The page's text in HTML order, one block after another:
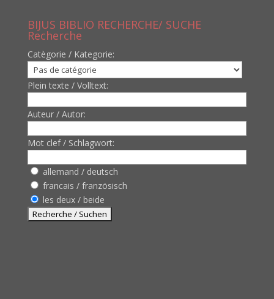
BIJUS BIBLIO RECHERCHE/ SUCHE
Recherche
Catègorie / Kategorie:
Plein texte / Volltext:
Auteur / Autor:
Mot clef / Schlagwort:
allemand / deutsch
francais / französisch
les deux / beide